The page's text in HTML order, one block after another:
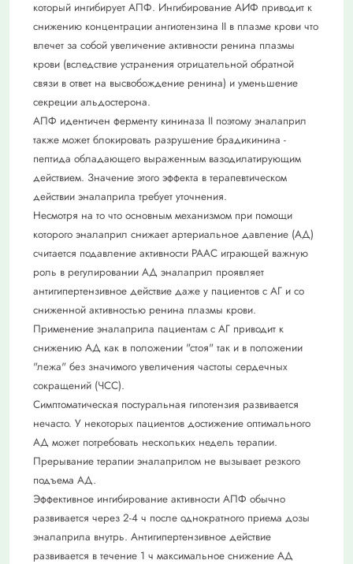
который ингибирует АПФ. Ингибирование АИФ приводит к
снижению концентрации ангиотензина II в плазме крови что
влечет за собой увеличение активности ренина плазмы
крови (вследствие устранения отрицательной обратной
связи в ответ на высвобождение ренина) и уменьшение
секреции альдостерона.
АПФ идентичен ферменту кининаза II поэтому эналаприл
также может блокировать разрушение брадикинина -
пептида обладающего выраженным вазодилатирующим
действием. Значение этого эффекта в терапевтическом
действии эналаприла требует уточнения.
Несмотря на то что основным механизмом при помощи
которого эналаприл снижает артериальное давление (АД)
считается подавление активности РААС играющей важную
роль в регулировании АД эналаприл проявляет
антигипертензивное действие даже у пациентов с АГ и со
сниженной активностью ренина плазмы крови.
Применение эналаприла пациентам с АГ приводит к
снижению АД как в положении "стоя" так и в положении
"лежа" без значимого увеличения частоты сердечных
сокращений (ЧСС).
Симптоматическая постуральная гипотензия развивается
нечасто. У некоторых пациентов достижение оптимального
АД может потребовать нескольких недель терапии.
Прерывание терапии эналаприлом не вызывает резкого
подъема АД.
Эффективное ингибирование активности АПФ обычно
развивается через 2-4 ч после однократного приема дозы
эналаприла внутрь. Антигипертензивное действие
развивается в течение 1 ч максимальное снижение АД